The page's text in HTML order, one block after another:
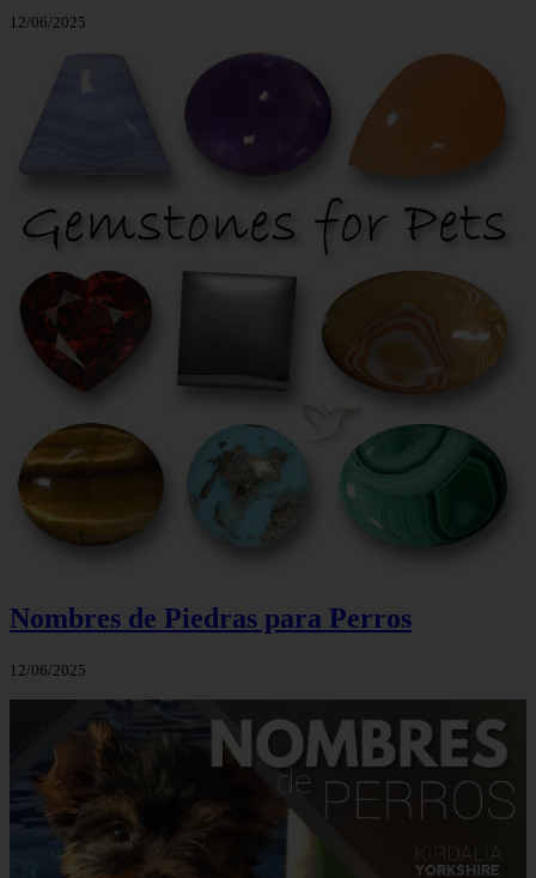
12/06/2025
Nombres de Piedras para Perros
12/06/2025